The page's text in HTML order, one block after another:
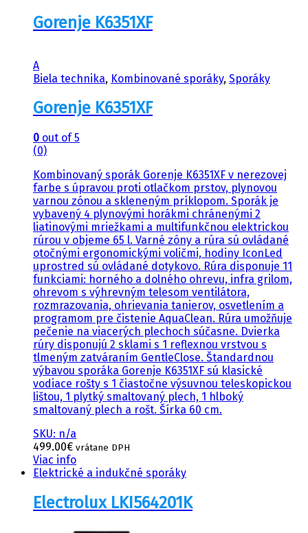
Gorenje K6351XF
A
Biela technika, Kombinované sporáky, Sporáky
Gorenje K6351XF
0 out of 5
(0)
Kombinovaný sporák Gorenje K6351XF v nerezovej
farbe s úpravou proti otlačkom prstov, plynovou
varnou zónou a skleneným príklopom. Sporák je
vybavený 4 plynovými horákmi chránenými 2
liatinovými mriežkami a multifunkčnou elektrickou
rúrou v objeme 65 l. Varné zóny a rúra sú ovládané
otočnými ergonomickými voličmi, hodiny IconLed
uprostred sú ovládané dotykovo. Rúra disponuje 11
funkciami: horného a dolného ohrevu, infra grilom,
ohrevom s výhrevným telesom ventilátora,
rozmrazovania, ohrievania tanierov, osvetlením a
programom pre čistenie AquaClean. Rúra umožňuje
pečenie na viacerých plechoch súčasne. Dvierka
rúry disponujú 2 sklami s 1 reflexnou vrstvou s
tlmeným zatváraním GentleClose. Štandardnou
výbavou sporáka Gorenje K6351XF sú klasické
vodiace rošty s 1 čiastočne výsuvnou teleskopickou
lištou, 1 plytký smaltovaný plech, 1 hlboký
smaltovaný plech a rošt. Šírka 60 cm.
SKU: n/a
499.00€ vrátane DPH
Viac info
Elektrické a indukčné sporáky
Electrolux LKI564201K